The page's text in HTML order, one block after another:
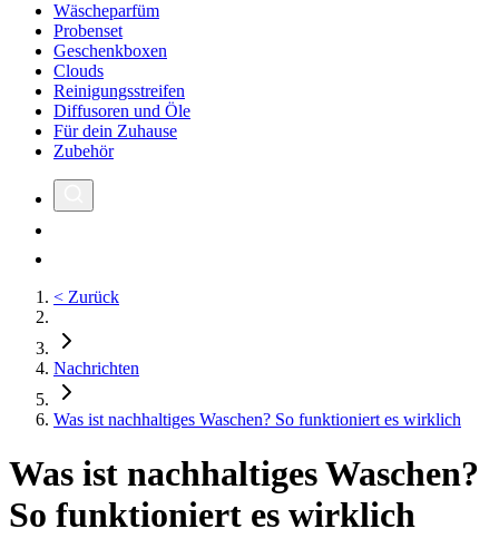
Wäscheparfüm
Probenset
Geschenkboxen
Clouds
Reinigungsstreifen
Diffusoren und Öle
Für dein Zuhause
Zubehör
< Zurück
Nachrichten
Was ist nachhaltiges Waschen? So funktioniert es wirklich
Was ist nachhaltiges Waschen?
So funktioniert es wirklich